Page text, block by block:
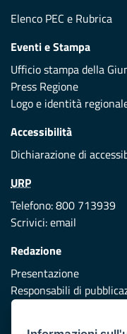
Elenco PEC e Rubrica
Eventi e Stampa
Ufficio stampa della
Press Regione
Logo e identità
Accessibilità
Dichiarazione di
URP
Telefono: 800 713939
Scrivici:email
Redazione
Presentazione
Responsabili di